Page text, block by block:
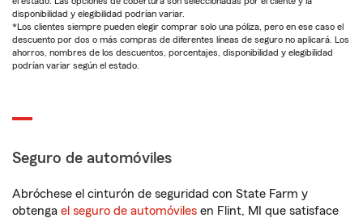
disponibilidad y elegibilidad podrían variar.
*Los clientes siempre pueden elegir comprar solo una póliza, pero en ese caso el
descuento por dos o más compras de diferentes líneas de seguro no aplicará. Los
ahorros, nombres de los descuentos, porcentajes, disponibilidad y elegibilidad
podrían variar según el estado.
Seguro de automóviles
Abróchese el cinturón de seguridad con State Farm y
obtenga el seguro de automóviles en Flint, MI que satisface